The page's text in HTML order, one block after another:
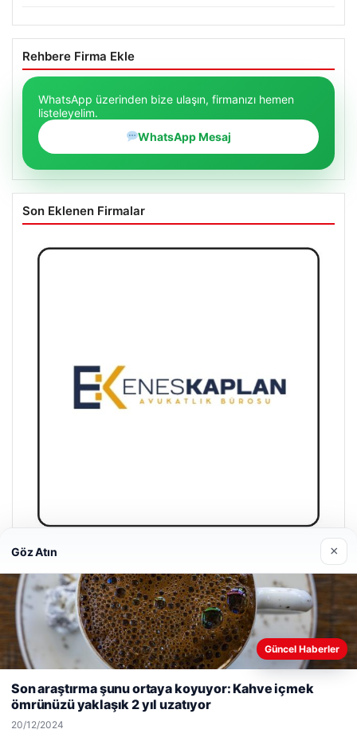
Rehbere Firma Ekle
WhatsApp üzerinden bize ulaşın, firmanızı hemen
listeleyelim.
WhatsApp Mesaj
Son Eklenen Firmalar
Enes Kaplan Avukatlık Bürosu
28/04/2026
© 2026 Bilgi Spot – Güncel Haberler
Web sitemizi nasıl kullandığınızı daha iyi anlayabilmek,
kullanıyoruz.Çerez Politikamız
Kabul Et
Göz Atın ×
Güncel Haberler
Son araştırma şunu ortaya koyuyor: Kahve içmek
ömrünüzü yaklaşık 2 yıl uzatıyor
20/12/2024